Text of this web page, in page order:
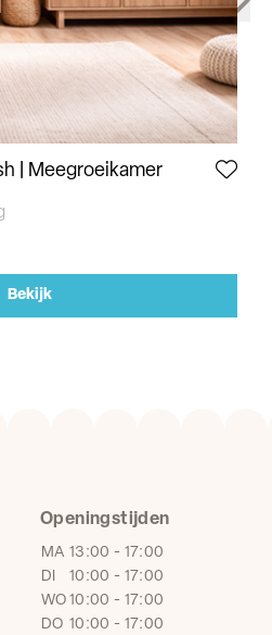
| Meegroeikamer
Bekijk
Openingstijden
MA 13:00 - 17:00
DI
10:00 - 17:00
WO 10:00 - 17:00
DO 10:00 - 17:00